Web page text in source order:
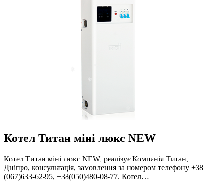
Котел Титан міні люкс NEW
Котел Титан міні люкс NEW, реалізує Компанія Титан,
Дніпро, консультація, замовлення за номером телефону +38
(067)633-62-95, +38(050)480-08-77. Котел…